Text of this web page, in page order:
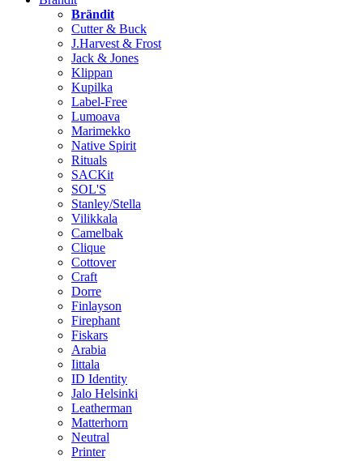
Brändit
Cutter & Buck
J.Harvest & Frost
Jack & Jones
Klippan
Kupilka
Label-Free
Lumoava
Marimekko
Native Spirit
Rituals
SACKit
SOL'S
Stanley/Stella
Vilikkala
Camelbak
Clique
Cottover
Craft
Dorre
Finlayson
Firephant
Fiskars
Arabia
Iittala
ID Identity
Jalo Helsinki
Leatherman
Matterhorn
Neutral
Printer